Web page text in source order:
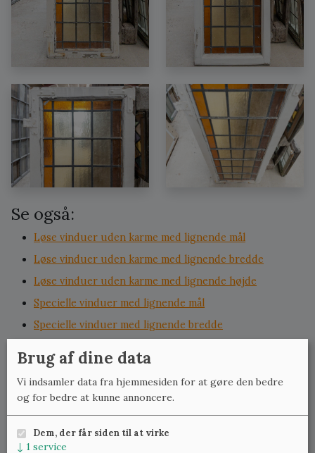
Se også:
Løse vinduer uden karme med lignende mål
Løse vinduer uden karme med lignende bredde
Løse vinduer uden karme med lignende højde
Specielle vinduer med lignende mål
Specielle vinduer med lignende bredde
Blyindfattede vinduer med lignende mål
Blyindfattede vinduer med lignende bredde
Blyindfattede vinduer med lignende højde
Brug af dine data
Vi indsamler data fra hjemmesiden for at gøre den bedre
og for bedre at kunne annoncere.
Dem, der får siden til at virke
↓ 1 service